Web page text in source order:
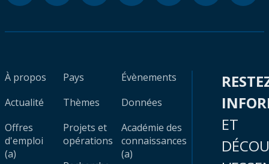
À propos
Actualité
Offres
d'emploi
(a)
Pays
Thèmes
Projets et
opérations
Évènements
Données
Académie des
connaissances
(a)
ET